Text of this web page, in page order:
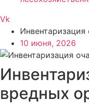
Vk
10 июня, 2026
вредных